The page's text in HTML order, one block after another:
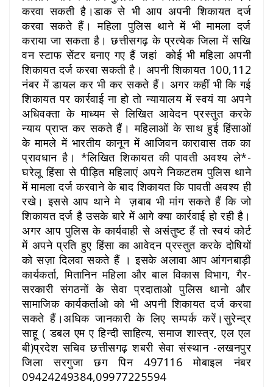
करवा सकती है।डाक से भी आप अपनी शिकायत दर्ज
करवा सकते हैं। महिला पुलिस थाने में भी मामला दर्ज
कराया जा सकता है। छत्तीसगढ़ के प्रत्येक जिला में सखि
वन स्टाफ सेंटर बनाए गए हैं जहां कोई भी महिला अपनी
शिकायत दर्ज करवा सकती है। अपनी शिकायत 100,112
नंबर में डायल कर भी कर सकते हैं। अगर कहीं भी कि गई
शिकायत पर कार्रवाई ना हो तो न्यायालय में स्वयं या अपने
अधिवक्ता के माध्यम से लिखित आवेदन प्रस्तुत करके
न्याय प्राप्त कर सकते हैं। महिलाओं के साथ हुई हिंसाओं
के मामले में भारतीय कानून में आजिवन कारावास तक का
प्रावधान है। *लिखित शिकायत की पावती अवश्य ले*-
घरेलू हिंसा से पीड़ित महिलाएं अपने निकटतम पुलिस थाने
में मामला दर्ज करवाने के बाद शिकायत कि पावती अवश्य ही
रखे। इससे आप थाने मे ज़बाब भी मांग सकते हैं कि जो
शिकायत दर्ज है उसके बारे में आगे क्या कार्रवाई हो रही है।
अगर आप पुलिस के कार्यवाही से असंतुष्ट हैं तो स्वयं कोर्ट
में अपने प्रति हुए हिंसा का आवेदन प्रस्तुत करके दोषियों
को सज़ा दिलवा सकते हैं । इसके अलावा आप आंगनबाड़ी
कार्यकर्ता, मितानिन महिला और बाल विकास विभाग, गैर-
सरकारी संगठनों के सेवा प्रदाताओ पुलिस थानो और
सामाजिक कार्यकर्ताओ को भी अपनी शिकायत दर्ज करवा
सकते हैं।अधिक जानकारी के लिए सम्पर्क करें।सुरेन्द्र
साहू ( डबल एम ए हिन्दी साहित्य, समाज शास्त्र, एल एल
बी)प्रदेश सचिव छत्तीसगढ़ शबरी सेवा संस्थान -लखनपुर
जिला सरगुजा छग पिन 497116 मोबाइल नंबर
09424249384,09977225594